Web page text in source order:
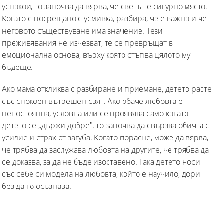
успокои, то започва да вярва, че светът е сигурно място.
Когато е посрещано с усмивка, разбира, че е важно и че
неговото съществуване има значение. Тези
преживявания не изчезват, те се превръщат в
емоционална основа, върху която стъпва цялото му
бъдеще.
Ако мама откликва с разбиране и приемане, детето расте
със спокоен вътрешен свят. Ако обаче любовта е
непостоянна, условна или се проявява само когато
детето се „държи добре", то започва да свързва обичта с
усилие и страх от загуба. Когато порасне, може да вярва,
че трябва да заслужава любовта на другите, че трябва да
се доказва, за да не бъде изоставено. Така детето носи
със себе си модела на любовта, който е научило, дори
без да го осъзнава.